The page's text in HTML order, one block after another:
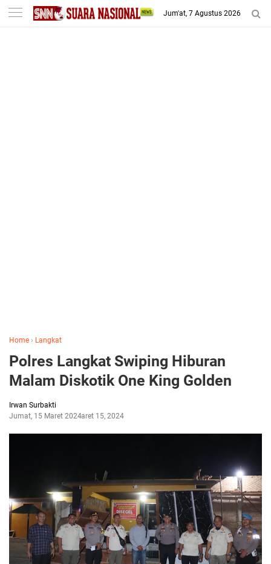
-->
Jum'at, 7 Agustus 2026
Home › Langkat
Polres Langkat Swiping Hiburan
Malam Diskotik One King Golden
Irwan Surbakti
Jumat, 15 Maret 2024Maret 15, 2024